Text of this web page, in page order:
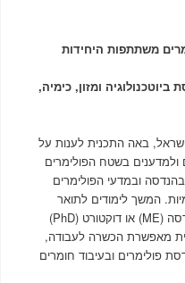
משתתפות היחידות
ומזון, כימיה,
באה התכנית לענות על
ולמדענים בשטח הפולימרים
ובמדעי הפולימרים
המשך לימודים לתואר
(
ME) או דוקטורט (PhD
)
מאפשרת הכשרה לעבודה,
פולימרים ובעיבוד חומרים